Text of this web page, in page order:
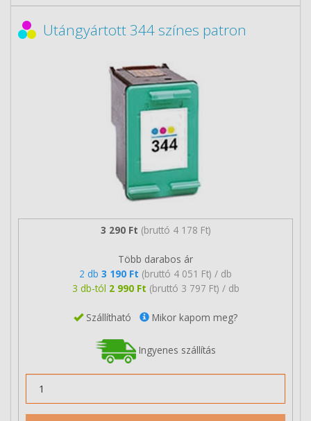
Utángyártott 344 színes patron
3 290 Ft (bruttó 4 178 Ft)
Több darabos ár
2 db 3 190 Ft (bruttó 4 051 Ft) / db
3 db-tól 2 990 Ft (bruttó 3 797 Ft) / db
Szállítható Mikor kapom meg?
Ingyenes szállítás